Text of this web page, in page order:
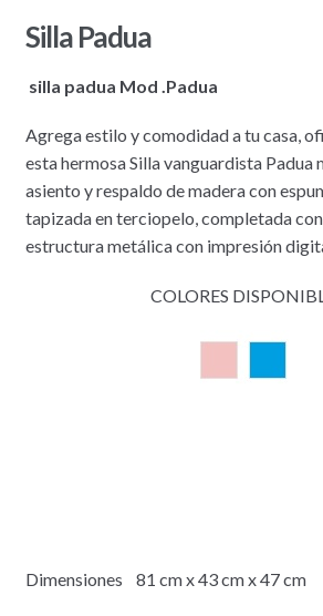
Silla Padua
silla padua Mod .Padua
Agrega estilo y comodidad a tu casa,
esta hermosa Silla vanguardista
asiento y respaldo de madera con
tapizada en terciopelo, completada
estructura metálica con impresión
COLORES
Dimensiones 81 cm x 43 cm x 47 cm